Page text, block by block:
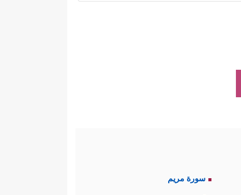
في صدّ الناس عن الصراط
وَٱللَّهُ یَخۡتَصُّ بِرَحۡمَتِهِۦ مَن یَشَاۤءُ﴾
سورة مريم